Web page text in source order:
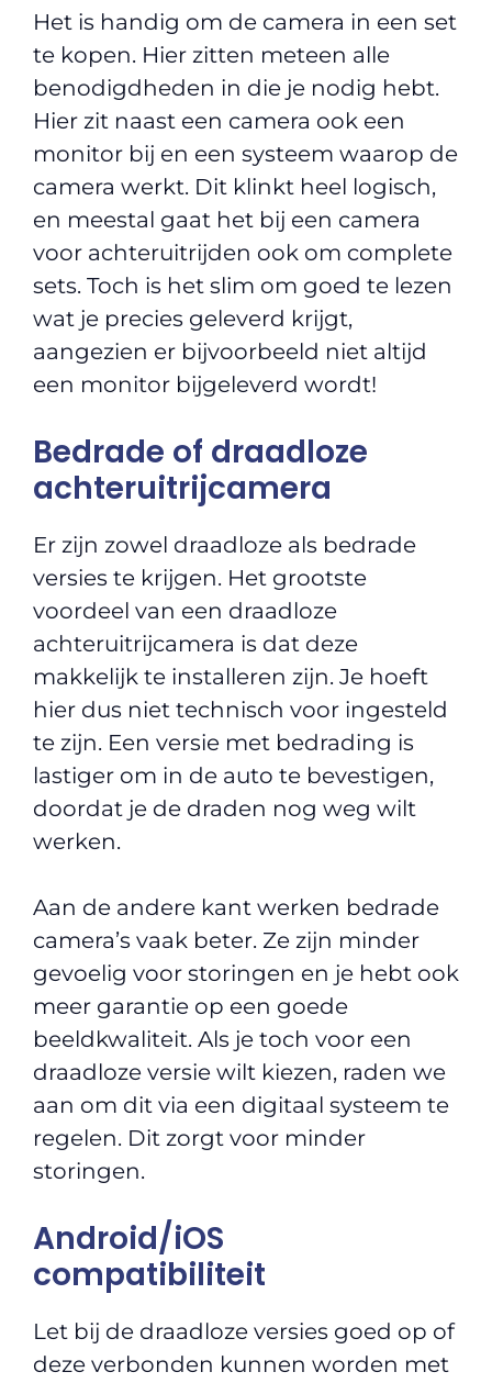
Het is handig om de camera in een set
te kopen. Hier zitten meteen alle
benodigdheden in die je nodig hebt.
Hier zit naast een camera ook een
monitor bij en een systeem waarop de
camera werkt. Dit klinkt heel logisch,
en meestal gaat het bij een camera
voor achteruitrijden ook om complete
sets. Toch is het slim om goed te lezen
wat je precies geleverd krijgt,
aangezien er bijvoorbeeld niet altijd
een monitor bijgeleverd wordt!
Bedrade of draadloze
achteruitrijcamera
Er zijn zowel draadloze als bedrade
versies te krijgen. Het grootste
voordeel van een draadloze
achteruitrijcamera is dat deze
makkelijk te installeren zijn. Je hoeft
hier dus niet technisch voor ingesteld
te zijn. Een versie met bedrading is
lastiger om in de auto te bevestigen,
doordat je de draden nog weg wilt
werken.
Aan de andere kant werken bedrade
camera’s vaak beter. Ze zijn minder
gevoelig voor storingen en je hebt ook
meer garantie op een goede
beeldkwaliteit. Als je toch voor een
draadloze versie wilt kiezen, raden we
aan om dit via een digitaal systeem te
regelen. Dit zorgt voor minder
storingen.
Android/iOS
compatibiliteit
Let bij de draadloze versies goed op of
deze verbonden kunnen worden met